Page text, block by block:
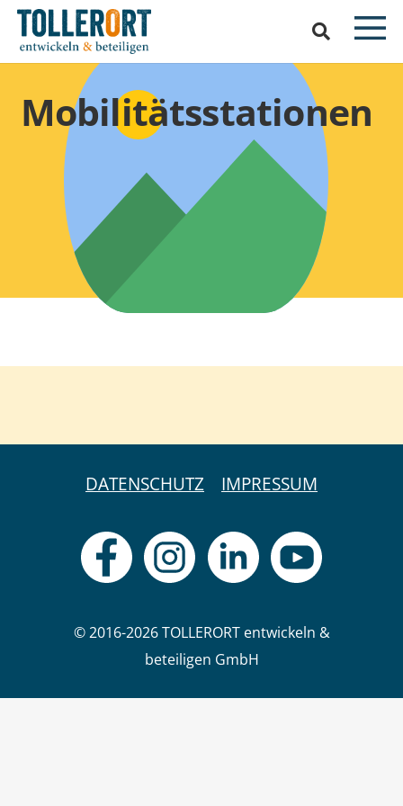
Mobilitätsstationen
DATENSCHUTZ IMPRESSUM
© 2016-2026 TOLLERORT entwickeln &
beteiligen GmbH